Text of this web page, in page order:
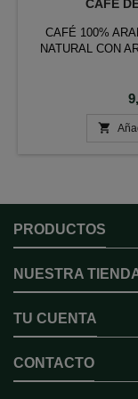
CAFÉ
CAFÉ 100%
NATURAL CON

PRODUCTOS
NUESTRA
TU CUENTA
CONTACTO